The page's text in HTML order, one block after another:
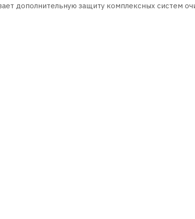
дополнительную защиту комплексных систем